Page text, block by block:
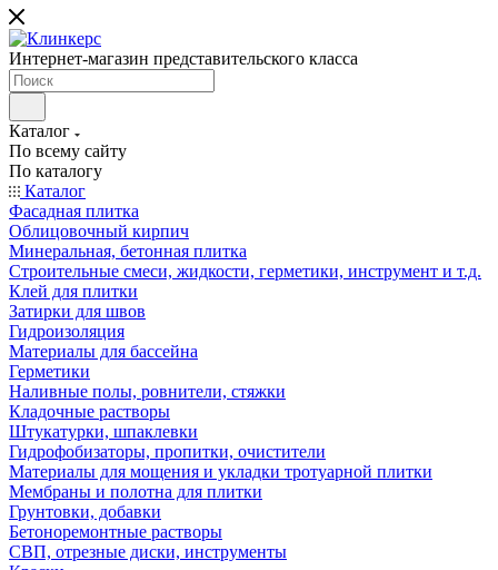
Интернет-магазин представительского класса
Каталог
По всему сайту
По каталогу
Каталог
Фасадная плитка
Облицовочный кирпич
Минеральная, бетонная плитка
Строительные смеси, жидкости, герметики, инструмент и т.д.
Клей для плитки
Затирки для швов
Гидроизоляция
Материалы для бассейна
Герметики
Наливные полы, ровнители, стяжки
Кладочные растворы
Штукатурки, шпаклевки
Гидрофобизаторы, пропитки, очистители
Материалы для мощения и укладки тротуарной плитки
Мембраны и полотна для плитки
Грунтовки, добавки
Бетоноремонтные растворы
СВП, отрезные диски, инструменты